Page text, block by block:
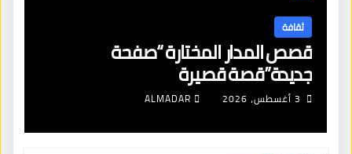
ثقافة
قصص المدار المختارة “صفحة
جديدة”قصة قصيرة
3 أغسطس، 2026 ALMADAR